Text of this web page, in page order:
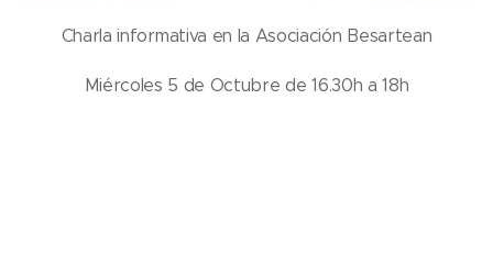
Charla informativa en la Asociación Besartean
Miércoles 5 de Octubre de 16.30h a 18h